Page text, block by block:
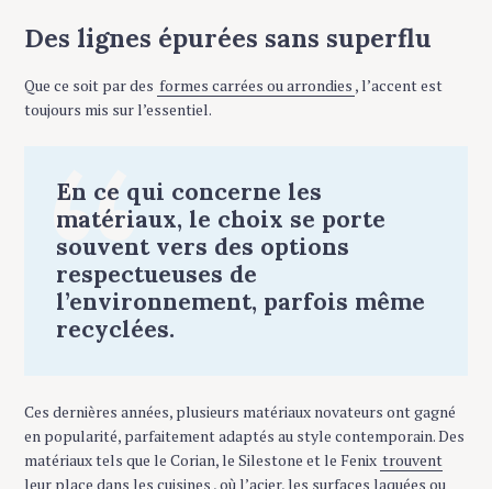
Des lignes épurées sans superflu
Que ce soit par des formes carrées ou arrondies , l’accent est
toujours mis sur l’essentiel.
En ce qui concerne les
matériaux, le choix se porte
souvent vers des options
respectueuses de
l’environnement, parfois même
recyclées.
Ces dernières années, plusieurs matériaux novateurs ont gagné
en popularité, parfaitement adaptés au style contemporain. Des
matériaux tels que le Corian, le Silestone et le Fenix trouvent
leur place dans les cuisines , où l’acier, les surfaces laquées ou